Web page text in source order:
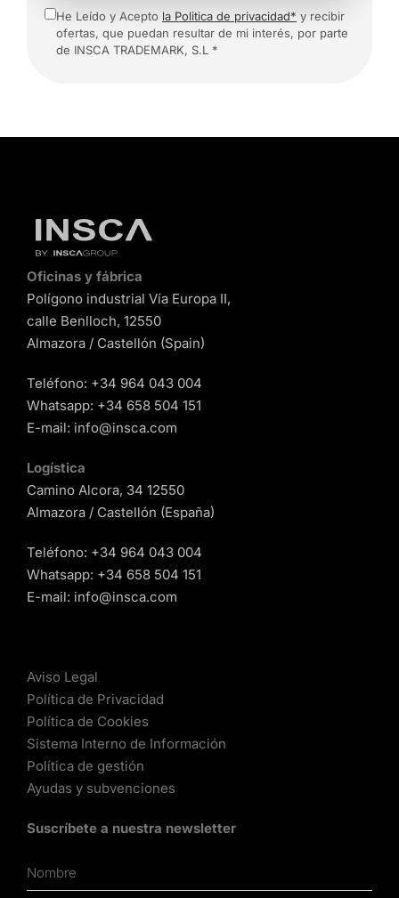
He Leído y Acepto la Politica de privacidad* y recibir
ofertas, que puedan resultar de mi interés, por parte
de INSCA TRADEMARK, S.L *
Oficinas y fábrica
Polígono industrial Vía Europa II,
calle Benlloch, 12550
Almazora / Castellón (Spain)
Teléfono: +34 964 043 004
Whatsapp: +34 658 504 151
E-mail: info@insca.com
Logística
Camino Alcora, 34 12550
Almazora / Castellón (España)
Teléfono: +34 964 043 004
Whatsapp: +34 658 504 151
E-mail: info@insca.com
Aviso Legal
Política de Privacidad
Política de Cookies
Sistema Interno de Información
Política de gestión
Ayudas y subvenciones
Suscríbete a nuestra newsletter